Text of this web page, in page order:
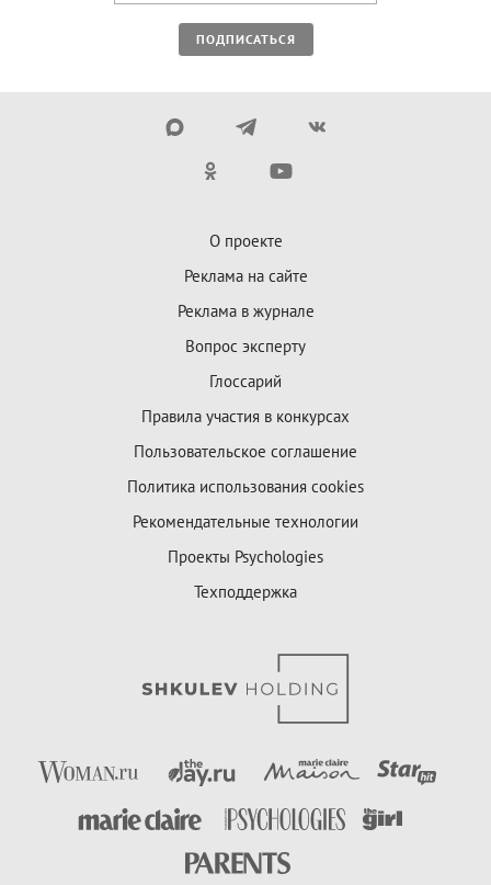
ПОДПИСАТЬСЯ
О проекте
Реклама на сайте
Реклама в журнале
Вопрос эксперту
Глоссарий
Правила участия в конкурсах
Пользовательское соглашение
Политика использования cookies
Рекомендательные технологии
Проекты Psychologies
Техподдержка